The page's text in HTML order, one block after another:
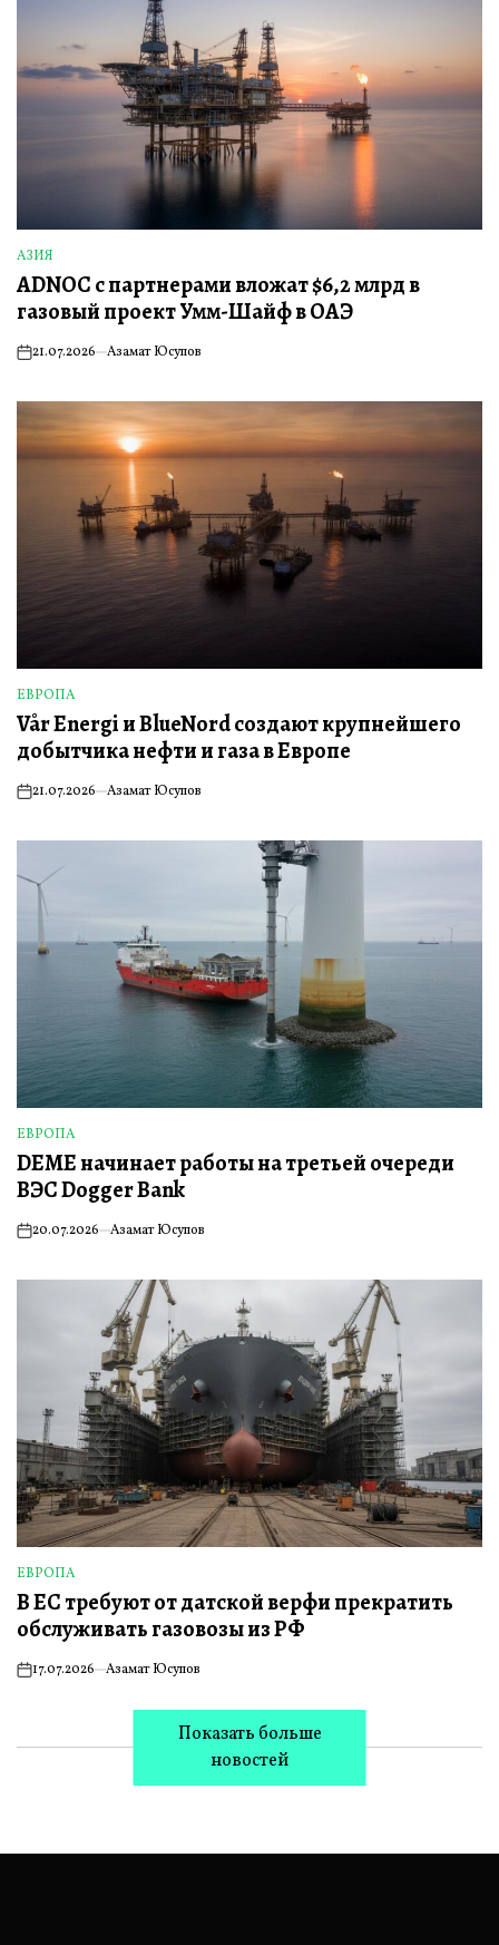
ОПУБЛИКОВАНО
В
АЗИЯ
ADNOC с партнерами вложат $6,2 млрд в
газовый проект Умм-Шайф в ОАЭ
on21.07.2026 Азамат Юсупов
ОПУБЛИКОВАНО
В
ЕВРОПА
Vår Energi и BlueNord создают крупнейшего
добытчика нефти и газа в Европе
on21.07.2026 Азамат Юсупов
ОПУБЛИКОВАНО
В
ЕВРОПА
DEME начинает работы на третьей очереди
ВЭС Dogger Bank
on20.07.2026 Азамат Юсупов
ОПУБЛИКОВАНО
В
ЕВРОПА
В ЕС требуют от датской верфи прекратить
обслуживать газовозы из РФ
on17.07.2026 Азамат Юсупов
Показать больше
новостей